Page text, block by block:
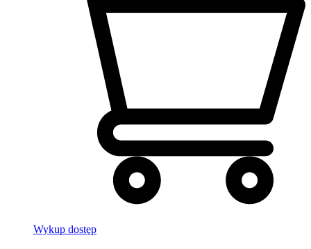
Wykup dostęp